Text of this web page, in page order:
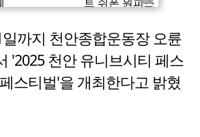
까지 천안종합운동장 오륜
'2025 천안 유니브시티 페스
스티벌'을 개최한다고 밝혔